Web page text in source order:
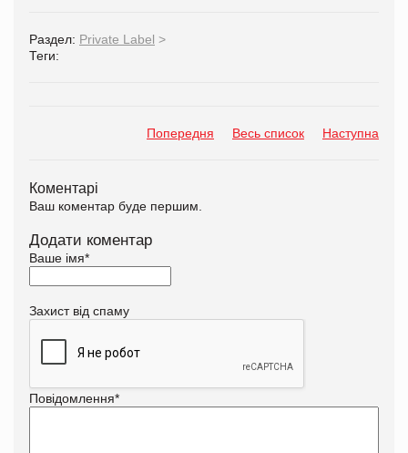
Раздел: Private Label >
Теги:
Попередня Весь список Наступна
Коментарі
Ваш коментар буде першим.
Додати коментар
Ваше імя*
Захист від спаму
Повідомлення*